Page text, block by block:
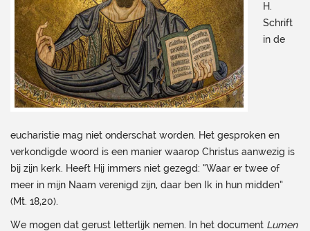
H.
Schrift
in de
eucharistie mag niet onderschat worden. Het gesproken en
verkondigde woord is een manier waarop Christus aanwezig is
bij zijn kerk. Heeft Hij immers niet gezegd: “Waar er twee of
meer in mijn Naam verenigd zijn, daar ben Ik in hun midden”
(Mt. 18,20).
We mogen dat gerust letterlijk nemen. In het document Lumen